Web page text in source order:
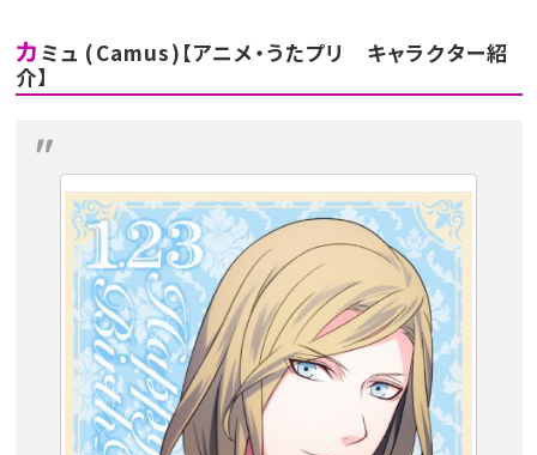
カ ミュ (Camus)【アニメ・うたプリ キャラクター紹
介】